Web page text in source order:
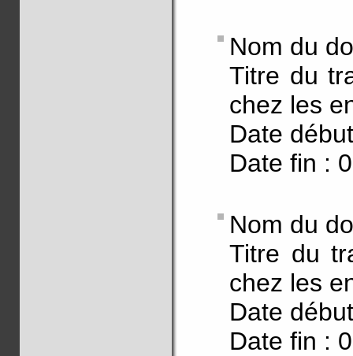
Nom du
Titre du
chez les
Date
Date fin :
Nom du
Titre du
chez les
Date
Date fin :